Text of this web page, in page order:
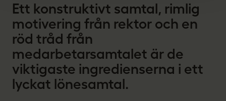
Ett konstruktivt samtal, rimlig
motivering från rektor och en
röd tråd från
medarbetarsamtalet är de
viktigaste ingredienserna i ett
lyckat lönesamtal.